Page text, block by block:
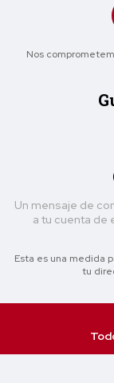
Nos
Un mensaje de
a tu cuenta de
Esta es una medida
tu